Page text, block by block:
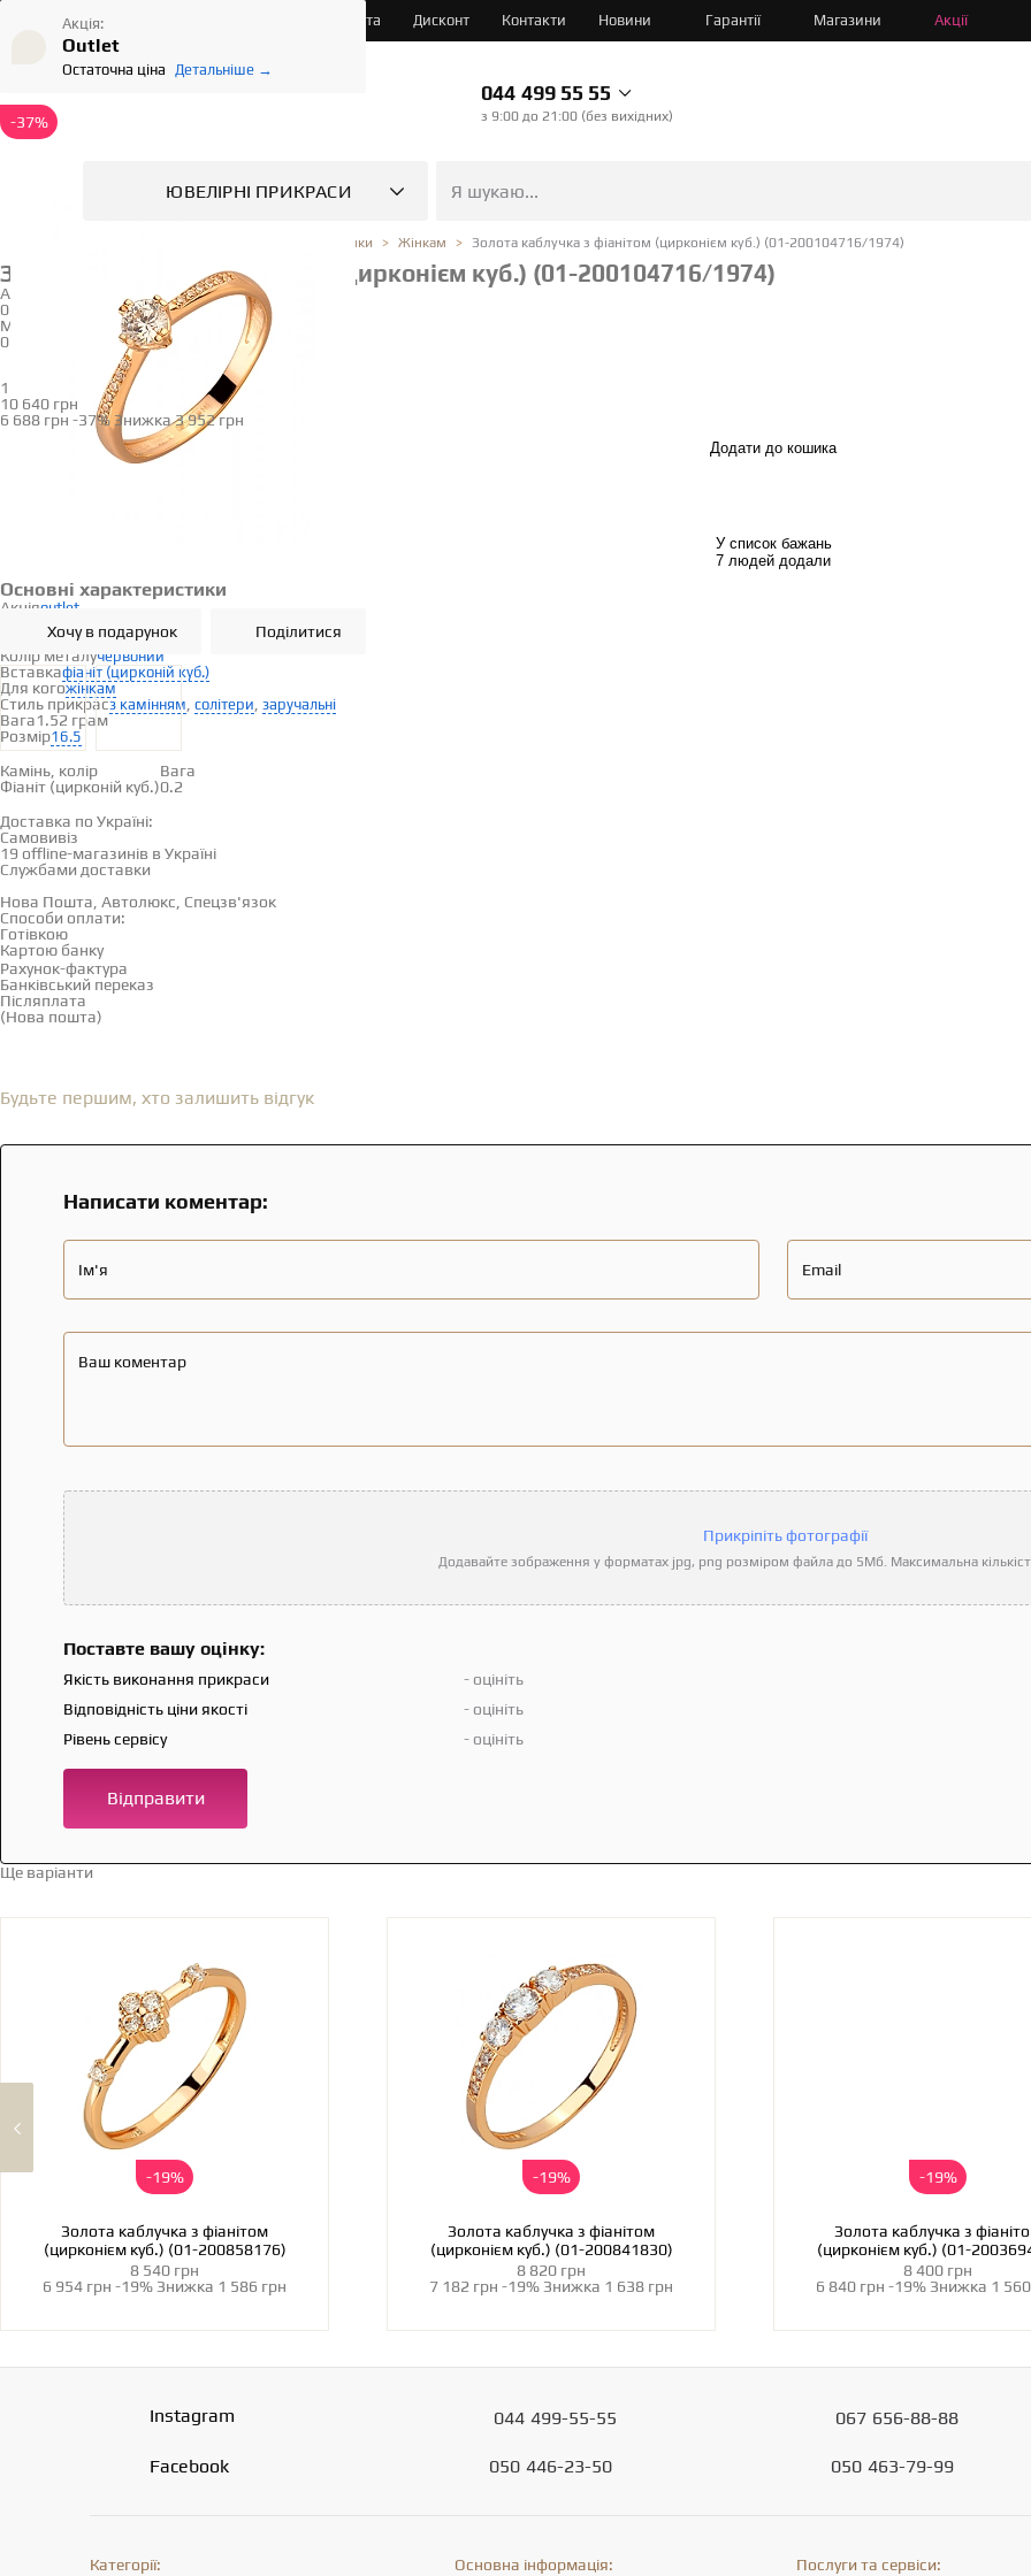
Про нас Доставка і Оплата Дисконт Контакти Новини Гарантії Магазини Акції
044 499 55 55
з 9:00 до 21:00 (без вихідних)
ЮВЕЛІРНІ ПРИКРАСИ
Каблучки Жінкам Золота каблучка з фіанітом (цирконієм куб.) (01-200104716/1974)
Акція:
Outlet
Остаточна ціна Детальніше →
-37%
Хочу в подарунок Поділитися
Золота каблучка з фіанітом (цирконієм куб.) (01-200104716/1974)
Артикул
01-200104716
Модель
01-200104716/1974
1.52 грам
Визначити розмір
10 640 грн
6 688 грн -37% Знижка3 952 грн
Додати до кошика
У список бажань
7 людей додали
Основні характеристики
Акціяoutlet
Тип металу
Проба585°
Колір металучервоний
Вставкафіаніт (цирконій куб.)
Для когожінкам
Стиль прикрасз камінням солітери заручальні
Вага1.52 грам
Розмір16.5
Вставки
Камінь, колір
Вага
Фіаніт (цирконій куб.)0.2
Доставка і оплата
Доставка по Україні:
Самовивіз
19 offline-магазинів в Україні
Службами доставки
Нова Пошта, Автолюкс, Спецзв'язок
Способи оплати:
Готівкою
Картою банку
Рахунок-фактура
Банківський переказ
Післяплата
(Нова пошта)
Будьте першим, хто залишить відгук
Написати коментар:
Ім'я Email
Ваш коментар
Прикріпіть фотографії
Додавайте зображення у форматах jpg, png розміром файла до 5Мб. Максимальна
Поставте вашу оцінку:
Якість виконання прикраси
- оцініть
Відповідність ціни якості
- оцініть
Рівень сервісу
- оцініть
Відправити
Ще варіанти
-19%
Золота каблучка з фіанітом
(цирконієм куб.) (01-200858176)
8 540 грн
6 954 грн -19% Знижка 1 586 грн
-19%
Золота каблучка з фіанітом
(цирконієм куб.) (01-200841830)
8 820 грн
7 182 грн -19% Знижка 1 638 грн
-19%
Золота каблучка з
(цирконієм куб.) (01-
8 400 грн
6 840 грн -19% Знижка 1
Instagram
Facebook
044 499-55-55
050 446-23-50
067 656-88-88
050 463-79-99
Категорії: Основна інформація: Послуги та сервіси: